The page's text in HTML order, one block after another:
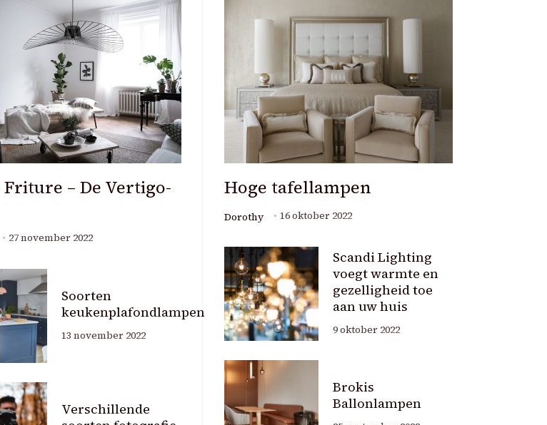
– De Vertigo-
27 november 2022
Soorten
keukenplafondlampen
13 november 2022
Verschillende
Hoge tafellampen
Dorothy 16 oktober 2022
Scandi Lighting
voegt warmte en
gezelligheid toe
aan uw huis
9 oktober 2022
Brokis
Ballonlampen